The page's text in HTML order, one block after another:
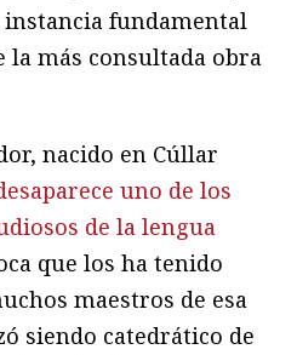
fundamental
la más consultada obra
nacido en Cúllar
uno de los
de la lengua
que los ha tenido
maestros de esa
siendo catedrático de